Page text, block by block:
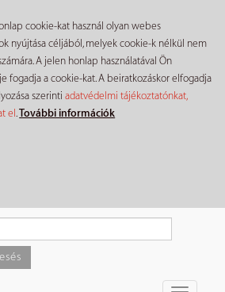
cookie-kat használ olyan webes
nyújtása céljából, melyek cookie-k nélkül nem
A jelen honlap használatával Ön
fogadja a cookie-kat. A beiratkozáskor elfogadja
szerintiadatvédelmi tájékoztatónkat,
el.További információk